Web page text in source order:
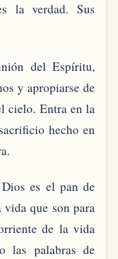
la verdad. Sus
del Espíritu,
y apropiarse de
cielo. Entra en la
hecho en
es el pan de
que son para
de la vida
las palabras de